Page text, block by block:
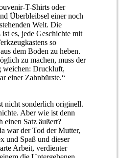
T-Shirts oder
Überbleibsel einer noch
Welt. Die
es, jede Geschichte mit
so
dem Boden zu heben.
zu machen, muss der
weichen: Druckluft,
einer Zahnbürste.“
nicht sonderlich originell.
Aber wie ist denn
einen Satz äußert?
war der Tod der Mutter,
und Spaß und dieser
Arbeit, verdienter